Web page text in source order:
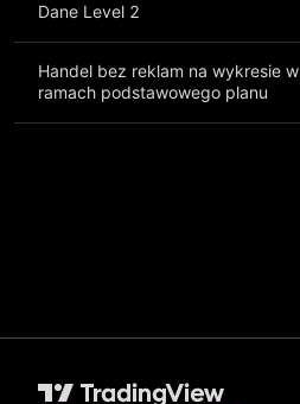
Dane Level 2
Handel bez reklam na wykresie w
ramach podstawowego planu